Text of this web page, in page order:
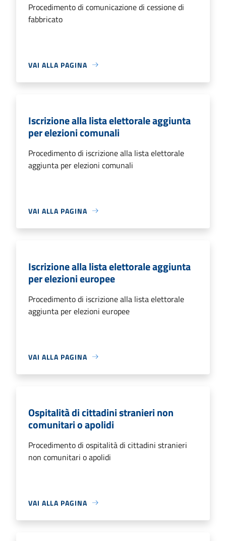
Procedimento di comunicazione di cessione di
fabbricato
VAI ALLA PAGINA
Iscrizione alla lista elettorale aggiunta
per elezioni comunali
Procedimento di iscrizione alla lista elettorale
aggiunta per elezioni comunali
VAI ALLA PAGINA
Iscrizione alla lista elettorale aggiunta
per elezioni europee
Procedimento di iscrizione alla lista elettorale
aggiunta per elezioni europee
VAI ALLA PAGINA
Ospitalità di cittadini stranieri non
comunitari o apolidi
Procedimento di ospitalità di cittadini stranieri
non comunitari o apolidi
VAI ALLA PAGINA